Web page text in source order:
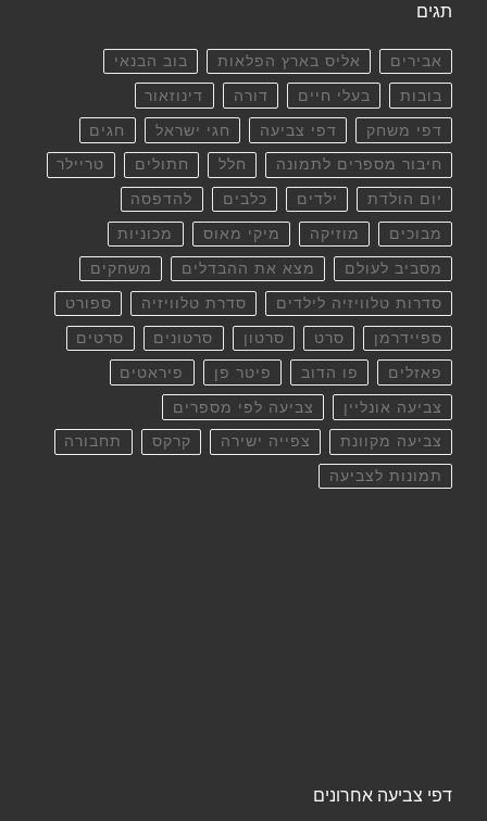
תגים
אבירים אליס בארץ הפלאות בוב הבנאי
בובות בעלי חיים דורה דינוזאור
דפי משחק דפי צביעה חגי ישראל חגים
חיבור מספרים לתמונה חלל חתולים טריילר
יום הולדת ילדים כלבים להדפסה
מבוכים מוזיקה מיקי מאוס מכוניות
מסביב לעולם מצא את ההבדלים משחקים
סדרות טלוויזיה לילדים סדרת טלוויזיה ספורט
ספיידרמן סרט סרטון סרטונים סרטים
פאזלים פו הדוב פיטר פן פיראטים
צביעה אונליין צביעה לפי מספרים
צביעה מקוונת צפייה ישירה קרקס תחבורה
תמונות לצביעה
דפי צביעה אחרונים